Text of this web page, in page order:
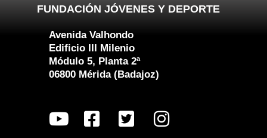
FUNDACIÓN JÓVENES Y DEPORTE
Avenida Valhondo
Edificio III Milenio
Módulo 5, Planta 2ª
06800 Mérida (Badajoz)